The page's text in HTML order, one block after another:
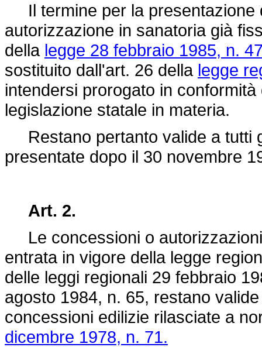
Il termine per la presentazione
autorizzazione in sanatoria già
della legge 28 febbraio 1985, n.
sostituito dall'art. 26 della legge
intendersi prorogato in
legislazione statale in materia.
Restano pertanto valide a tutti
presentate dopo il 30 novembre
Art. 2.
Le concessioni o
entrata in vigore della legge
delle leggi regionali 29 febbraio
agosto 1984, n. 65, restano
concessioni edilizie rilasciate a
dicembre 1978, n. 71.